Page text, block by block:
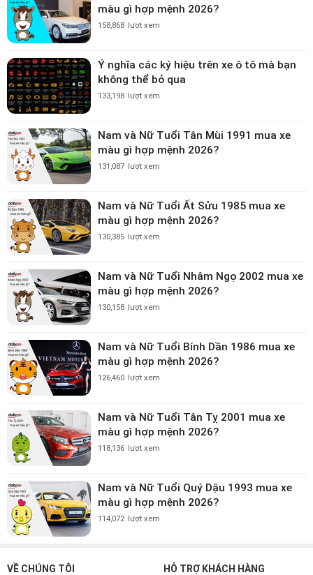
màu gì hợp mệnh 2026?
158,868 lượt xem
Ý nghĩa các ký hiệu trên xe ô tô mà bạn
không thể bỏ qua
133,198 lượt xem
Nam và Nữ Tuổi Tân Mùi 1991 mua xe
màu gì hợp mệnh 2026?
131,087 lượt xem
Nam và Nữ Tuổi Ất Sửu 1985 mua xe
màu gì hợp mệnh 2026?
130,385 lượt xem
Nam và Nữ Tuổi Nhâm Ngọ 2002 mua xe
màu gì hợp mệnh 2026?
130,158 lượt xem
Nam và Nữ Tuổi Bính Dần 1986 mua xe
màu gì hợp mệnh 2026?
126,460 lượt xem
Nam và Nữ Tuổi Tân Tỵ 2001 mua xe
màu gì hợp mệnh 2026?
118,136 lượt xem
Nam và Nữ Tuổi Quý Dậu 1993 mua xe
màu gì hợp mệnh 2026?
114,072 lượt xem
VỀ CHÚNG TÔI HỖ TRỢ KHÁCH HÀNG